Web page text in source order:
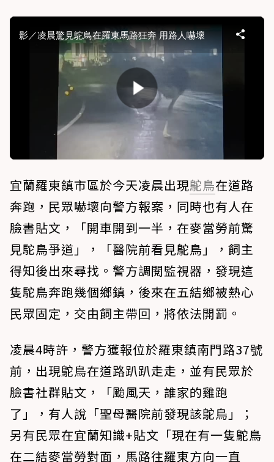
宜蘭羅東鎮市區於今天凌晨出現鴕鳥在道路
奔跑，民眾嚇壞向警方報案，同時也有人在
臉書貼文，「開車開到一半，在麥當勞前驚
見駝鳥爭道」，「醫院前看見鴕鳥」，飼主
得知後出來尋找。警方調閱監視器，發現這
隻駝鳥奔跑幾個鄉鎮，後來在五結鄉被熱心
民眾固定，交由飼主帶回，將依法開罰。
凌晨4時許，警方獲報位於羅東鎮南門路37號
前，出現鴕鳥在道路趴趴走走，並有民眾於
臉書社群貼文，「颱風天，誰家的雞跑
了」，有人說「聖母醫院前發現該鴕鳥」；
另有民眾在宜蘭知識+貼文「現在有一隻鴕鳥
在二結麥當勞對面，馬路往羅東方向一直